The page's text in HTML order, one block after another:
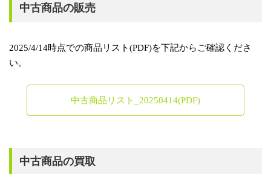
中古商品の販売
2025/4/14時点での商品リスト(PDF)を下記からご確認くださ
い。
中古商品リスト_20250414(PDF)
中古商品の買取